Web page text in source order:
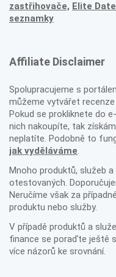
zastřihovače, Elite
seznamky
Affiliate Disclaimer
Spolupracujeme s
můžeme vytvářet
Pokud se prokliknete do
nich nakoupíte, tak
neplatíte. Podobně to
jak vyděláváme.
Mnoho produktů, služeb
otestovaných.
Neručíme však za
produktu nebo služby.
V případě produktů a
finance se poraďte ještě
více názorů ke srovnání.